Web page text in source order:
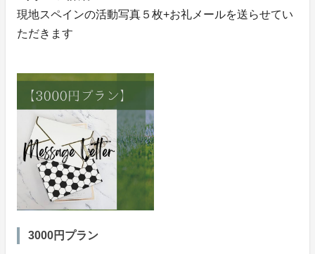
現地スペインの活動写真５枚+お礼メールを送らせてい
ただきます
3000円プラン